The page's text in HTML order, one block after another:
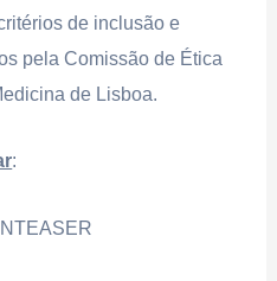
de inclusão e
pela Comissão de Ética
de Lisboa.
: